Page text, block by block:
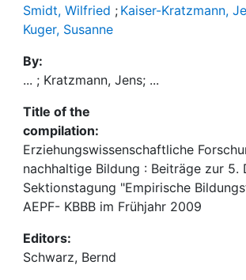
Smidt, Wilfried ; Kaiser-Kratzmann,
Kuger, Susanne
By:
... ; Kratzmann, Jens; ...
Title of the
compilation:
Erziehungswissenschaftliche
nachhaltige Bildung : Beiträge zur 5.
Sektionstagung "Empirische
AEPF- KBBB im Frühjahr 2009
Editors:
Schwarz, Bernd